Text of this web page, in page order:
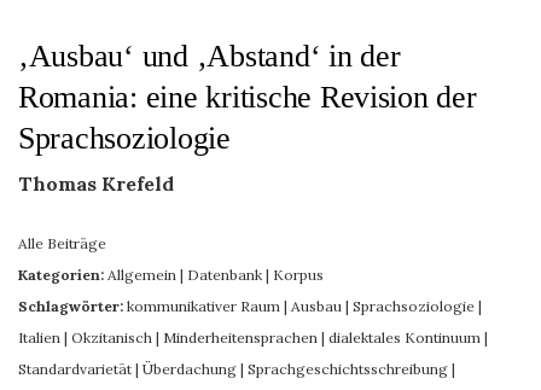
zum
‚Ausbau‘ und ‚Abstand‘ in der
Romania: eine kritische Revision der
Sprachsoziologie
Thomas Krefeld
Alle Beiträge
Kategorien: Allgemein | Datenbank | Korpus
Schlagwörter: kommunikativer Raum | Ausbau | Sprachsoziologie |
Italien | Okzitanisch | Minderheitensprachen | dialektales Kontinuum |
Standardvarietät | Überdachung | Sprachgeschichtsschreibung |